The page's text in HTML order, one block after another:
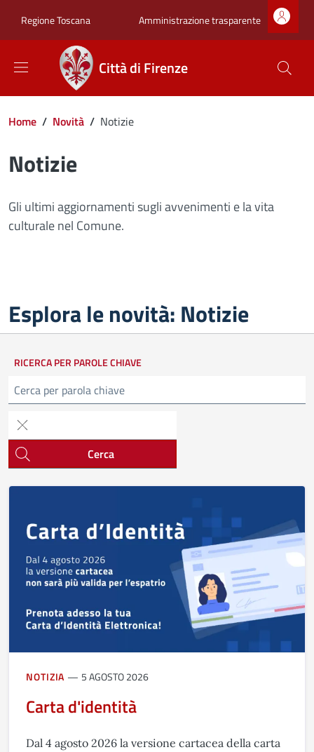
Regione Toscana Zona superiore
Amministrazione trasparente
Città di Firenze
Briciole di pane
Home / Novità / Notizie
Notizie
Gli ultimi aggiornamenti sugli avvenimenti e la vita
culturale nel Comune.
Esplora le novità: Notizie
RICERCA PER PAROLE CHIAVE
Cerca
NOTIZIA 5 AGOSTO 2026
Carta d'identità
Dal 4 agosto 2026 la versione cartacea della carta